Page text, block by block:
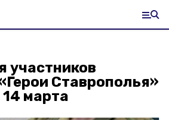
участников
Ставрополья»
марта